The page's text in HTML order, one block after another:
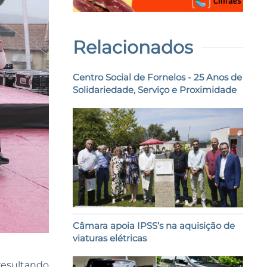
Relacionados
Centro Social de Fornelos - 25 Anos de
Solidariedade, Serviço e Proximidade
Câmara apoia IPSS’s na aquisição de
viaturas elétricas